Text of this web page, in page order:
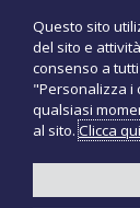
+39
Questo sito
del sito e
consenso a
"Personalizza i
qualsiasi
al sito.Clicca qui